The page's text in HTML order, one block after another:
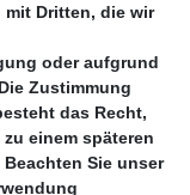
mit Dritten, die wir
oder aufgrund
Zustimmung
das Recht,
einem späteren
Sie unser